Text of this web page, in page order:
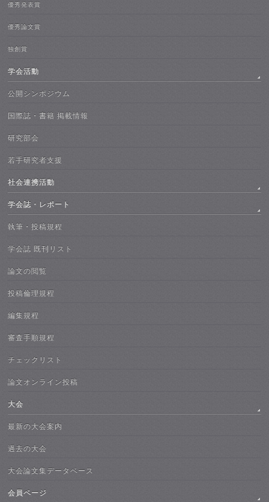
優秀発表賞
優秀論文賞
独創賞
学会活動
公開シンポジウム
国際誌・書籍 掲載情報
研究部会
若手研究者支援
社会連携活動
学会誌・レポート
執筆・投稿規程
学会誌 既刊リスト
論文の閲覧
投稿倫理規程
編集規程
審査手順規程
チェックリスト
論文オンライン投稿
大会
最新の大会案内
過去の大会
大会論文集データベース
会員ページ